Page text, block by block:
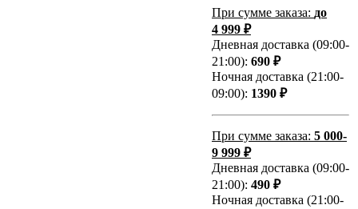
При сумме заказа: до
4 999 ₽
Дневная доставка (09:00-
21:00): 690 ₽
Ночная доставка (21:00-
09:00): 1390 ₽
При сумме заказа: 5 000-
9 999 ₽
Дневная доставка (09:00-
21:00): 490 ₽
Ночная доставка (21:00-